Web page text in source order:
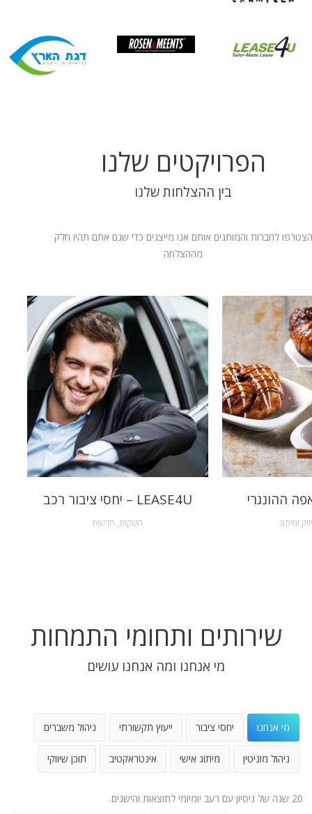
הפרויקטים שלנו
בין ההצלחות שלנו
הצטרפו לחברות והמותגים אותם אנו מייצגים כדי שגם אתם תהיו חלק
מההצלחה
LEASE4U – יחסי ציבור רכב
השקות, חדשות
ההונגרי
ומיתוג
שירותים ותחומי התמחות
מי אנחנו ומה אנחנו עושים
מי אנחנו יחסי ציבור ייעוץ תקשורתי ניהול משברים
ניהול מוניטין מיתוג אישי אינטראקטיב תוכן שיווקי
20 שנה של ניסיון עם רעב יומיומי לתוצאות והישגים.